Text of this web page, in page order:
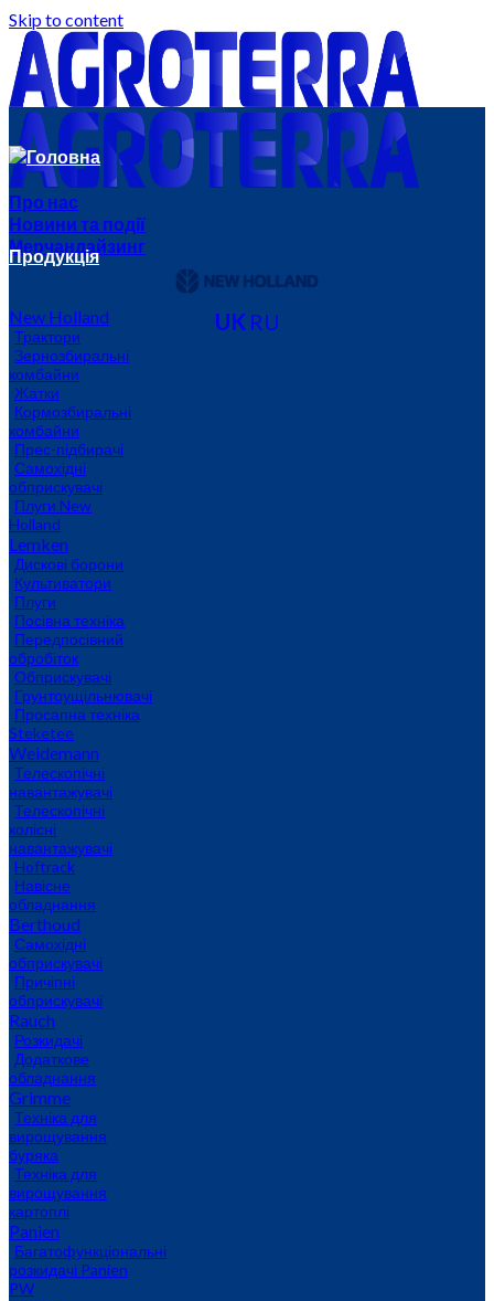
Skip to content
Про нас
Новини та події
Мерчандайзинг
UK RU
Головна
Продукція
New Holland
Трактори
Зернозбиральні
комбайни
Жатки
Кормозбиральні
комбайни
Прес-підбирачі
Самохідні
обприскувачі
Плуги New
Holland
Lemken
Дискові борони
Культиватори
Плуги
Посівна техніка
Передпосівний
обробіток
Обприскувачі
Грунтоущільнювачі
Просапна техніка
Steketee
Weidemann
Телескопічні
навантажувачі
Телескопічні
колісні
навантажувачі
Hoftrack
Навісне
обладнання
Berthoud
Самохідні
обприскувачі
Причіпні
обприскувачі
Rauch
Розкидачі
Додаткове
обладнання
Grimme
Техніка для
вирощування
буряка
Техніка для
вирощування
картоплі
Panien
Багатофункціональні
розкидачі Panien
PW